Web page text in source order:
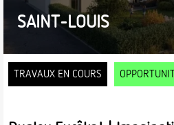
SAINT-LOUIS
TRAVAUX EN COURS